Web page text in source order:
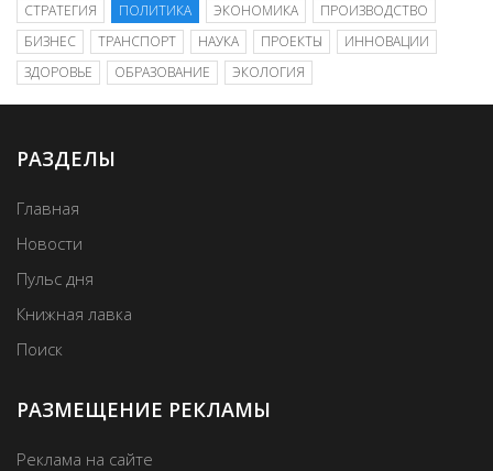
СТРАТЕГИЯ
ПОЛИТИКА ЭКОНОМИКА
ПРОИЗВОДСТВО
БИЗНЕС
ТРАНСПОРТ НАУКА ПРОЕКТЫ
ИННОВАЦИИ
ЗДОРОВЬЕ
ОБРАЗОВАНИЕ ЭКОЛОГИЯ
РАЗДЕЛЫ
Главная
Новости
Пульс дня
Книжная лавка
Поиск
РАЗМЕЩЕНИЕ РЕКЛАМЫ
Реклама на сайте